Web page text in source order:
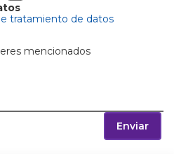
tratamiento de datos
mencionados
Enviar